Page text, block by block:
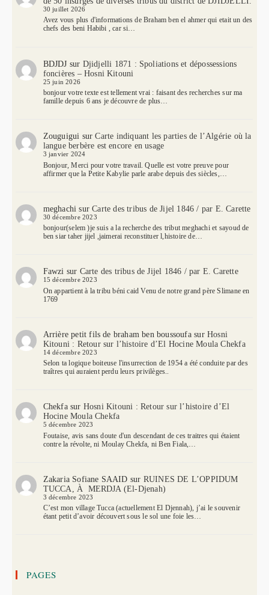
30 juillet 2026
Avez vous plus d'informations de Braham ben el ahmer qui etait un des
chefs des beni Habibi , car si…
BDJDJ sur Djidjelli 1871 : Spoliations et dépossessions
foncières – Hosni Kitouni
25 juin 2026
bonjour votre texte est tellement vrai : faisant des recherches sur ma
famille depuis 6 ans je découvre de plus…
Zouguigui surCarte indiquant les parties de l’Algérie où la
langue berbère est encore en usage
3 janvier 2024
Bonjour, Merci pour votre travail. Quelle est votre preuve pour
affirmer que la Petite Kabylie parle arabe depuis des siècles,…
meghachi surCarte des tribus de Jijel 1846 / par E. Carette
30 décembre 2023
bonjour(selem )je suis a la recherche des tribut meghachi et sayoud de
ben siar taher jijel ,jaimerai reconstituer l,histoire de…
Fawzi sur Carte des tribus de Jijel 1846 / par E. Carette
15 décembre 2023
On appartient à la tribu béni caid Venu de notre grand père Slimane en
1769
Arrière petit fils de braham ben boussoufasur Hosni
Kitouni : Retour sur l’histoire d’El Hocine Moula Chekfa
14 décembre 2023
Selon ta logique boiteuse l'insurrection de 1954 a été conduite par des
traîtres qui auraient perdu leurs privilèges..
Chekfasur Hosni Kitouni : Retour sur l’histoire d’El
Hocine Moula Chekfa
5 décembre 2023
Foutaise, avis sans doute d'un descendant de ces traitres qui étaient
contre la révolte, ni Moulay Chekfa, ni Ben Fiala,…
Zakaria Sofiane SAAID sur RUINES DE L’OPPIDUM
TUCCA, À MERDJA (El-Djenah)
3 décembre 2023
C’est mon village Tucca (actuellement El Djennah), j’ai le souvenir
étant petit d’avoir découvert sous le sol une foie les…
PAGES